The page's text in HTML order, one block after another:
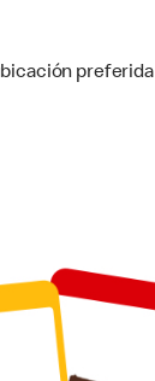
preferida